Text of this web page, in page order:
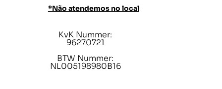
*Não atendemos no local
KvK Nummer:
96270721
BTW Nummer:
NL005198980B16